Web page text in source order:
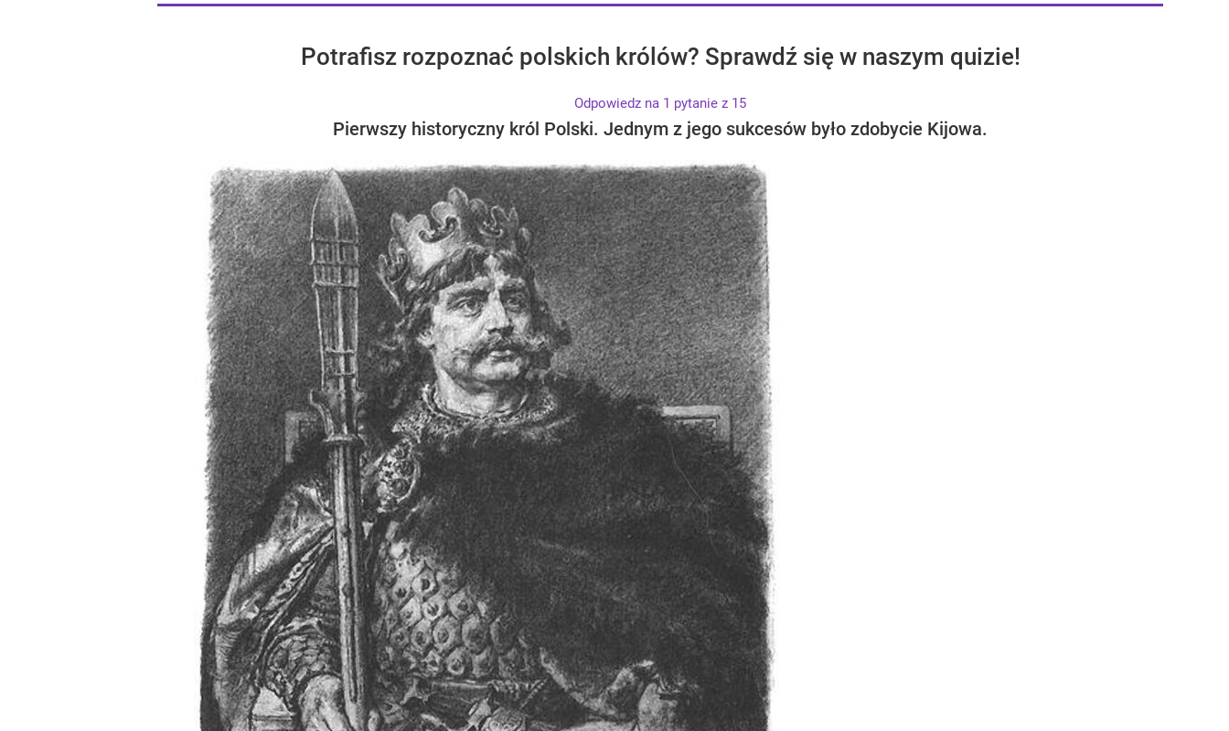
Potrafisz rozpoznać polskich królów? Sprawdź się w naszym quizie!
Odpowiedz na 1 pytanie z 15
Pierwszy historyczny król Polski. Jednym z jego sukcesów było zdobycie Kijowa.